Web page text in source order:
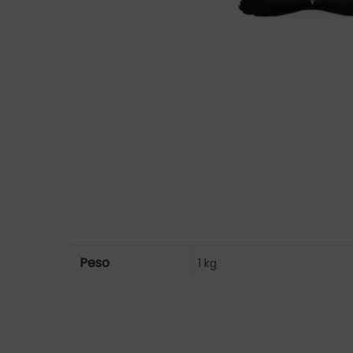
Peso 1 kg